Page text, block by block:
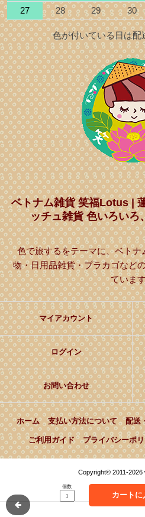
個数
カートに
27
28 29 30
色が付いている日は配
ベトナム雑貨 笑福Lotus |
ッチュ雑貨 色いろいろ
色で旅するをテーマに、ベト
物・日用品雑貨・プラカゴなど
ています
マイアカウント
ログイン
お問い合わせ
ホーム 支払い方法について 配送
ご利用ガイド プライバシーポ
Copyright© 2011-2026